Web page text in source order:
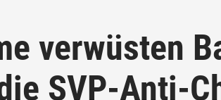
verwüsten
SVP-Anti-